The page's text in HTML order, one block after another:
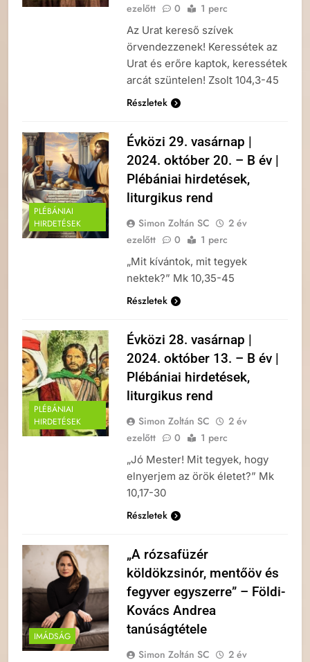
ezelőtt
0 1 perc
Az Urat kereső szívek
örvendezzenek! Keressétek az
Urat és erőre kaptok, keressétek
arcát szüntelen! Zsolt 104,3-45
Részletek
PLÉBÁNIAI
HIRDETÉSEK
Évközi 29. vasárnap |
2024. október 20. – B év |
Plébániai hirdetések,
liturgikus rend
Simon Zoltán SC
2 év
ezelőtt
0 1 perc
„Mit kívántok, mit tegyek
nektek?” Mk 10,35-45
Részletek
PLÉBÁNIAI
HIRDETÉSEK
Évközi 28. vasárnap |
2024. október 13. – B év |
Plébániai hirdetések,
liturgikus rend
Simon Zoltán SC
2 év
ezelőtt
0 1 perc
„Jó Mester! Mit tegyek, hogy
elnyerjem az örök életet?” Mk
10,17-30
Részletek
IMÁDSÁG
„A rózsafüzér
köldökzsinór, mentőöv és
fegyver egyszerre” – Földi-
Kovács Andrea
tanúságtétele
Simon Zoltán SC
2 év